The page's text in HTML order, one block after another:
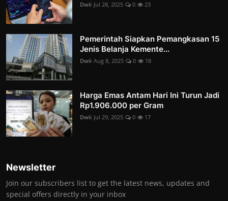
Dwii Jul 28, 2025 0 23
Pemerintah Siapkan Pemangkasan 15
Jenis Belanja Kemente...
Dwii Aug 8, 2025 0 18
Harga Emas Antam Hari Ini Turun Jadi
Rp1.906.000 per Gram
Dwii Jul 29, 2025 0 17
Newsletter
Join our subscribers list to get the latest news, updates and
special offers directly in your inbox